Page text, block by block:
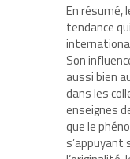
En résumé,
tendance
Son
aussi bien
dans les
enseignes
que le